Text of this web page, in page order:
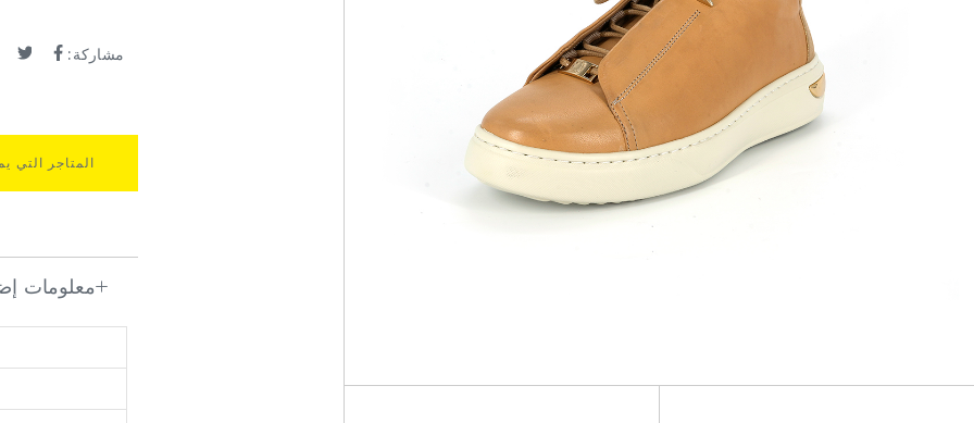
مشاركة:
المتاجر التي
معلومات